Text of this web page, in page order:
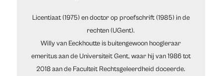
Licentiaat (1975) en doctor op proefschrift (1985) in de
rechten (UGent).
Willy van Eeckhoutte is buitengewoon hoogleraar
emeritus aan de Universiteit Gent, waar hij van 1986 tot
2018 aan de Faculteit Rechtsgeleerdheid doceerde.